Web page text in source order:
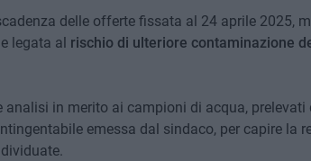
delle offerte fissata al 24 aprile 2025,
legata al rischio di ulteriore contaminazione
analisi in merito ai campioni di acqua, prelevati
emessa dal sindaco, per capire la